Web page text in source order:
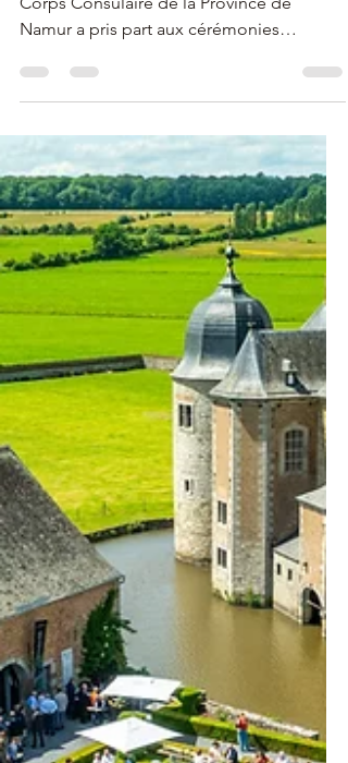
2 min de lecture
🇧🇪 21/07/2025 – Le
Corps Consulaire de la
Province de Namur
célèbre la Fête Nationale
À l’occasion de la fête nationale belge, le
Corps Consulaire de la Province de
Namur a pris part aux cérémonies
officielles à Namur. Une journée à la fois
solennelle et conviviale, marquée par la
tradition, les rencontres diplomatiques et